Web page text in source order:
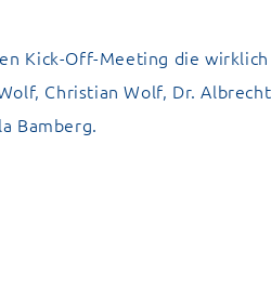
Kick-Off-Meeting die
Christian Wolf, Dr.
Bamberg.